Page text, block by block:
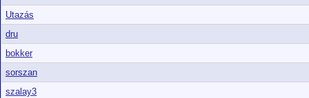
Utazás
dru
bokker
sorszan
szalay3